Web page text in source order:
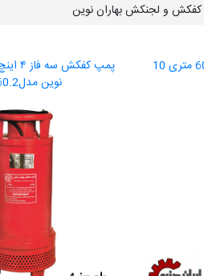
کفکش و لجنکش بهاران نوین
پمپ کفکش بهاران نوین 3 اینچ 60 متری 10
نوین مدلbn60.2